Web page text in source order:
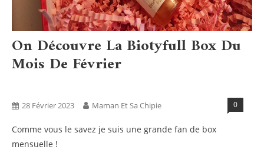
On Découvre La Biotyfull Box Du
Mois De Février
28 Février 2023 Maman Et Sa Chipie 0
Comme vous le savez je suis une grande fan de box
mensuelle !